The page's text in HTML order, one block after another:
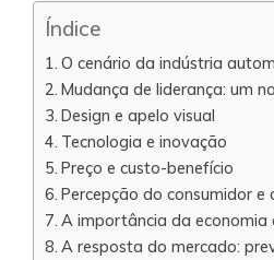
Índice
O cenário da indústria
Mudança de liderança: um
Design e apelo visual
Tecnologia e inovação
Preço e custo-benefício
Percepção do consumidor e
A importância da economia
A resposta do mercado: